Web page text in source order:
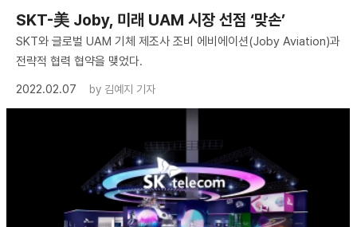
SKT-美 Joby, 미래 UAM 시장 선점 ‘맞손’
SKT와 글로벌 UAM 기체 제조사 조비 에비에이션(Joby Aviation)과
전략적 협력 협약을 맺었다.
2022.02.07
by 김예지 기자